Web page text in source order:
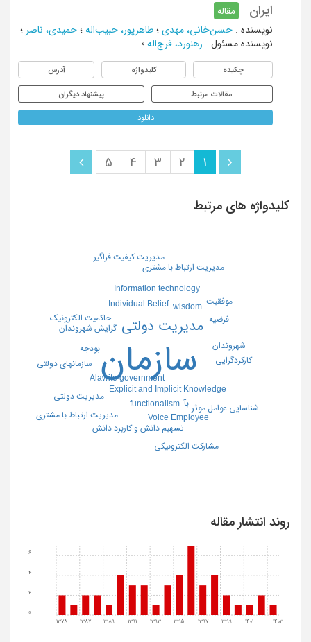
ایران
مقاله
نویسنده : حسن‌خانی، مهدی ؛ طاهرپور، حبیب‌اله ؛ حمیدی، ناصر ؛
نویسنده مسئول : رهنورد، فرج‌اله ؛
چکیده کلیدواژه آدرس
مقالات مرتبط پیشنهاد دیگران
دانلود
1
2
3
4
5
کلیدواژه های مرتبط
سازمان
مدیریت دولتی
Alawite government
Explicit and Implicit Knowledge
functionalism
Individual Belief
Information technology
Voice Employee
wisdom
تسهیم دانش و کاربرد دانش
حاکمیت الکترونیک
گرایش شهروندان
مدیریت ارتباط با مشتری
کارکردگرایی
بآ
بودجه
سازمانهای دولتی
شناسایی عوامل موثر
شهروندان
فرضیه
مدیریت ارتباط با مشتری
مدیریت دولتی
مدیریت کیفیت فراگیر
مشارکت الکترونیکی
موفقیت
روند انتشار مقاله
1378 1387 1389 1391 1393 1395 1397 1399 1401 1403
0
2
4
6